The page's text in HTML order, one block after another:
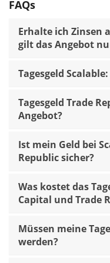
FAQs
Erhalte ich Zinsen
gilt das Angebot
Tagesgeld
Tagesgeld Trade
Angebot?
Ist mein Geld bei
Republic sicher?
Was kostet das
Capital und Trade
Müssen meine
werden?